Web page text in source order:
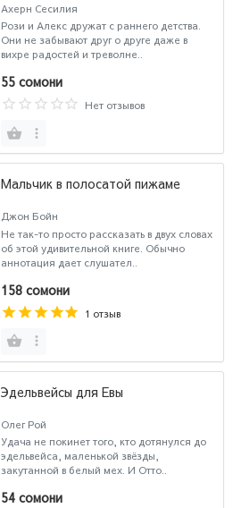
Ахерн Сесилия
Рози и Алекс дружат с раннего детства.
Они не забывают друг о друге даже в
вихре радостей и треволне..
55 сомони
Нет отзывов
Мальчик в полосатой пижаме
Джон Бойн
Не так-то просто рассказать в двух словах
об этой удивительной книге. Обычно
аннотация дает слушател..
158 сомони
1 отзыв
Эдельвейсы для Евы
Олег Рой
Удача не покинет того, кто дотянулся до
эдельвейса, маленькой звёзды,
закутанной в белый мех. И Отто..
54 сомони